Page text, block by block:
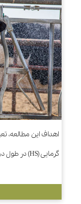
اهداف این مطالعه،
گرمایی (HS) در طول دوره انتقال با تولید، سلامت، تولیدمثل و ...